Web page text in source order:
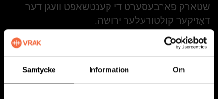
Samtycke Information Om
שטאַרק פֿאַרבעסערט די קענטשאַפֿט װעגן דער
דאָזיקער קולטורעלער ירושה.
אויסשטעלונגען און אַנדערע פּראָיעקטן